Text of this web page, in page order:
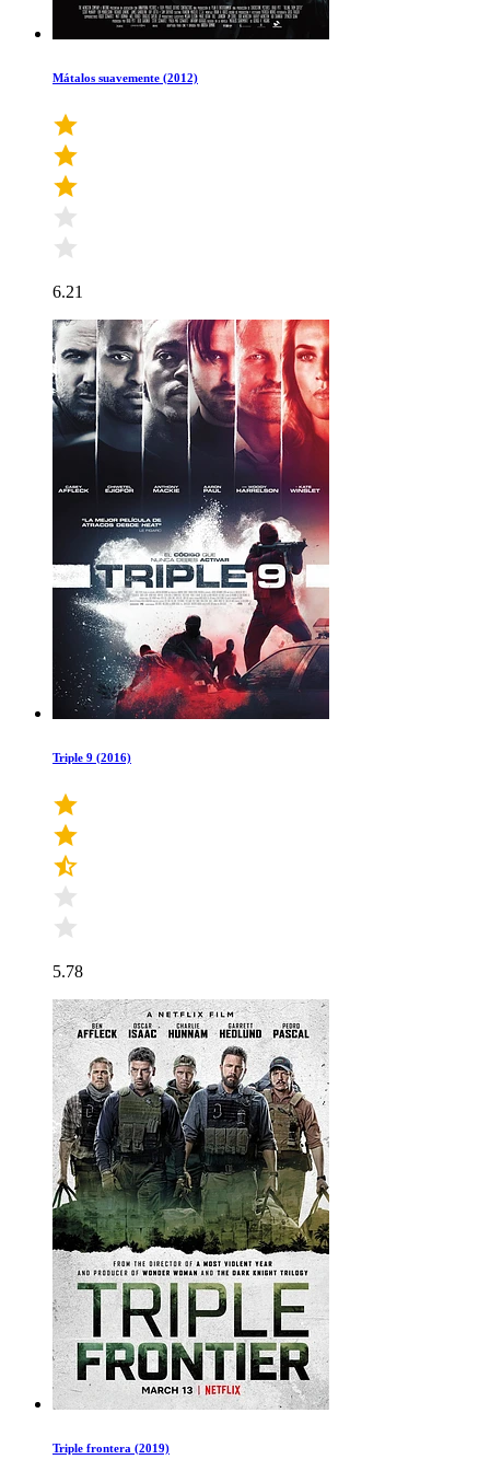
Mátalos suavemente (2012)
6.21
Triple 9 (2016)
5.78
Triple frontera (2019)